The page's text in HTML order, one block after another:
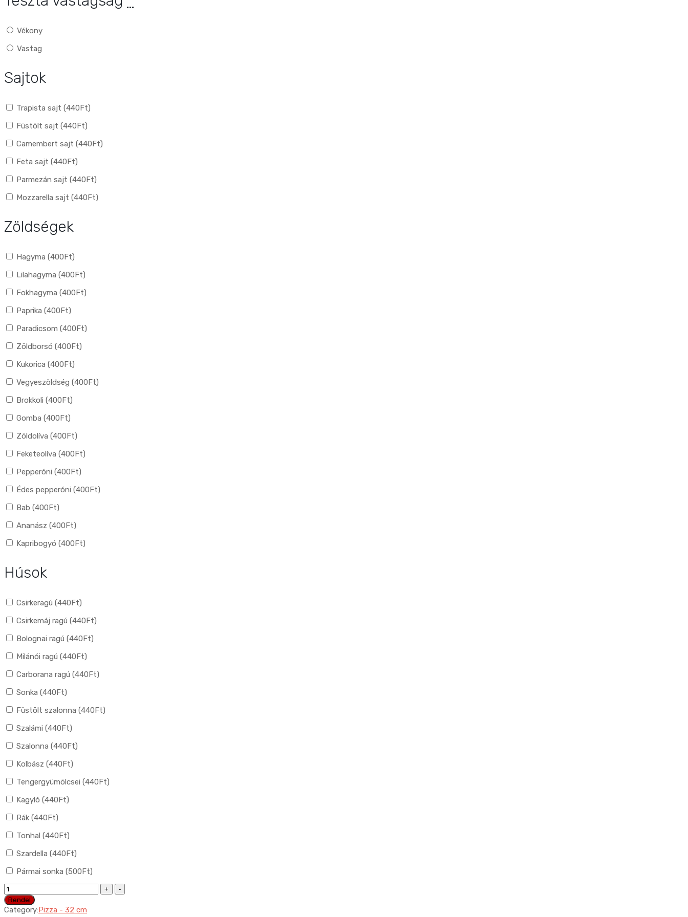
Vékony
Vastag
Sajtok
Trapista sajt (440Ft)
Füstölt sajt (440Ft)
Camembert sajt (440Ft)
Feta sajt (440Ft)
Parmezán sajt (440Ft)
Mozzarella sajt (440Ft)
Zöldségek
Hagyma (400Ft)
Lilahagyma (400Ft)
Fokhagyma (400Ft)
Paprika (400Ft)
Paradicsom (400Ft)
Zöldborsó (400Ft)
Kukorica (400Ft)
Vegyeszöldség (400Ft)
Brokkoli (400Ft)
Gomba (400Ft)
Zöldolíva (400Ft)
Feketeolíva (400Ft)
Pepperóni (400Ft)
Édes pepperóni (400Ft)
Bab (400Ft)
Ananász (400Ft)
Kapribogyó (400Ft)
Húsok
Csirkeragú (440Ft)
Csirkemáj ragú (440Ft)
Bolognai ragú (440Ft)
Milánói ragú (440Ft)
Carborana ragú (440Ft)
Sonka (440Ft)
Füstölt szalonna (440Ft)
Szalámi (440Ft)
Szalonna (440Ft)
Kolbász (440Ft)
Tengergyümölcsei (440Ft)
Kagyló (440Ft)
Rák (440Ft)
Tonhal (440Ft)
Szardella (440Ft)
Pármai sonka (500Ft)
34.
Pizza
Bolognese
Rendel
Category:Pizza - 32 cm